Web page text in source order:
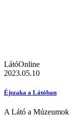
LátóOnline
2023.05.10
Éjszaka a Látóban
A Látó a Múzeumok